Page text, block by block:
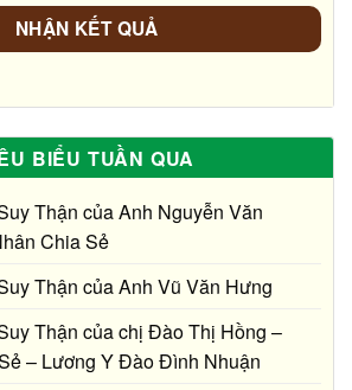
BIỂU TUẦN QUA
Thận của Anh Nguyễn Văn
Chia Sẻ
Thận của Anh Vũ Văn Hưng
Thận của chị Đào Thị Hồng –
– Lương Y Đào Đình Nhuận